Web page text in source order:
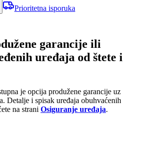
Prioritetna isporuka
garancije ili
uređaja od štete i
je opcija produžene garancije uz
Detalje i spisak uređaja obuhvaćenih
na strani Osiguranje uređaja.